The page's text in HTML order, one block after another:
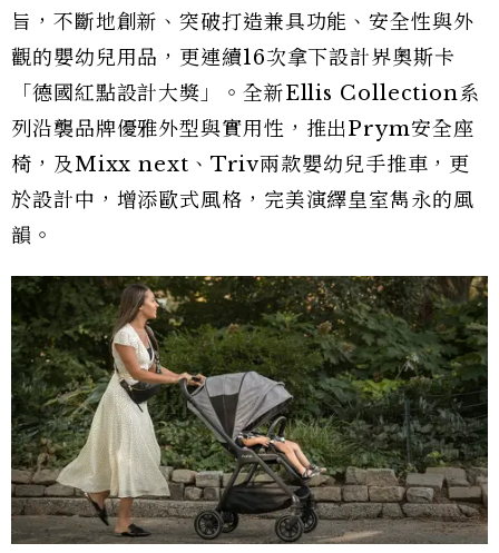
旨，不斷地創新、突破打造兼具功能、安全性與外
觀的嬰幼兒用品，更連續16次拿下設計界奧斯卡
「德國紅點設計大獎」。全新Ellis Collection系
列沿襲品牌優雅外型與實用性，推出Prym安全座
椅，及Mixx next、Triv兩款嬰幼兒手推車，更
於設計中，增添歐式風格，完美演繹皇室雋永的風
韻。